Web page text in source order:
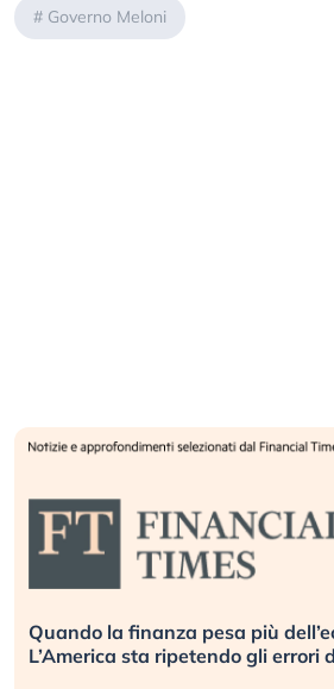
# Governo Meloni
Quando la finanza pesa più
L’America sta ripetendo gli errori